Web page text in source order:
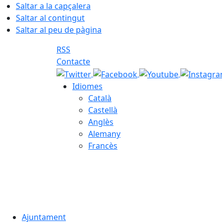
Saltar a la capçalera
Saltar al contingut
Saltar al peu de pàgina
RSS
Contacte
Idiomes
Català
Castellà
Anglès
Alemany
Francès
Ajuntament